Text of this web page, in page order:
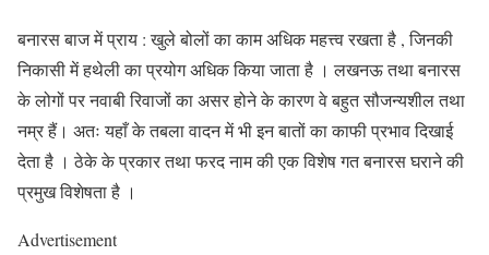
बनारस बाज में प्राय : खुले बोलों का काम अधिक महत्त्व रखता है , जिनकी
निकासी में हथेली का प्रयोग अधिक किया जाता है । लखनऊ तथा बनारस
के लोगों पर नवाबी रिवाजों का असर होने के कारण वे बहुत सौजन्यशील तथा
नम्र हैं। अतः यहाँ के तबला वादन में भी इन बातों का काफी प्रभाव दिखाई
देता है । ठेके के प्रकार तथा फरद नाम की एक विशेष गत बनारस घराने की
प्रमुख विशेषता है ।
Advertisement